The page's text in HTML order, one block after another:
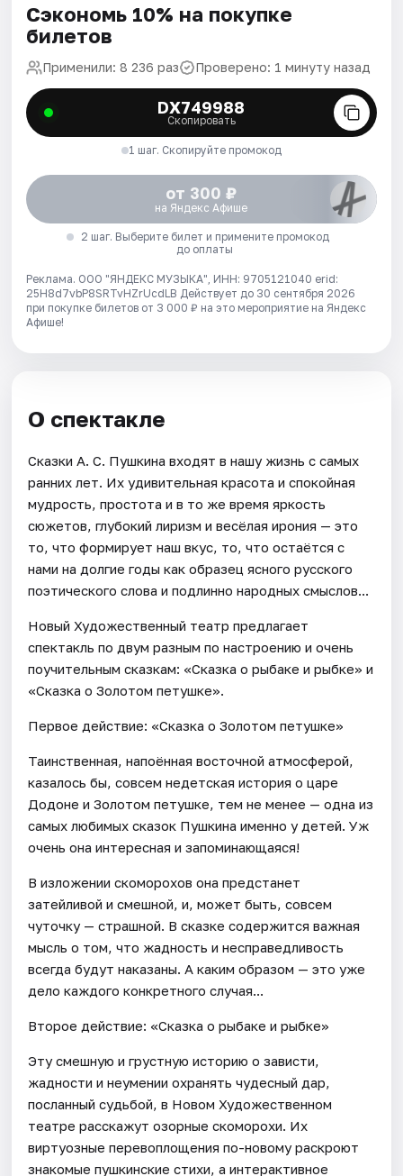
Сэкономь 10% на покупке
билетов
Применили: 8 236 раз Проверено: 1 минуту назад
DX749988
Скопировать
1 шаг. Скопируйте промокод
от 300 ₽
на Яндекс Афише
2 шаг. Выберите билет и примените промокод
до оплаты
Реклама. ООО "ЯНДЕКС МУЗЫКА", ИНН: 9705121040 erid:
25H8d7vbP8SRTvHZrUcdLB Действует до 30 сентября 2026
при покупке билетов от 3 000 ₽ на это мероприятие на Яндекс
Афише!
О спектакле
Сказки А. С. Пушкина входят в нашу жизнь с самых
ранних лет. Их удивительная красота и спокойная
мудрость, простота и в то же время яркость
сюжетов, глубокий лиризм и весёлая ирония — это
то, что формирует наш вкус, то, что остаётся с
нами на долгие годы как образец ясного русского
поэтического слова и подлинно народных смыслов...
Новый Художественный театр предлагает
спектакль по двум разным по настроению и очень
поучительным сказкам: «Сказка о рыбаке и рыбке» и
«Сказка о Золотом петушке».
Первое действие: «Сказка о Золотом петушке»
Таинственная, напоённая восточной атмосферой,
казалось бы, совсем недетская история о царе
Додоне и Золотом петушке, тем не менее — одна из
самых любимых сказок Пушкина именно у детей. Уж
очень она интересная и запоминающаяся!
В изложении скоморохов она предстанет
затейливой и смешной, и, может быть, совсем
чуточку — страшной. В сказке содержится важная
мысль о том, что жадность и несправедливость
всегда будут наказаны. А каким образом — это уже
дело каждого конкретного случая...
Второе действие: «Сказка о рыбаке и рыбке»
Эту смешную и грустную историю о зависти,
жадности и неумении охранять чудесный дар,
посланный судьбой, в Новом Художественном
театре расскажут озорные скоморохи. Их
виртуозные перевоплощения по-новому раскроют
знакомые пушкинские стихи, а интерактивное